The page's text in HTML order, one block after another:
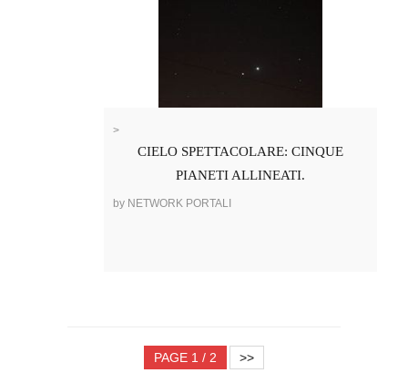
>
CIELO SPETTACOLARE: CINQUE
PIANETI ALLINEATI.
by NETWORK PORTALI
PAGE 1 / 2 >>